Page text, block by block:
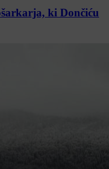
ki Dončiću